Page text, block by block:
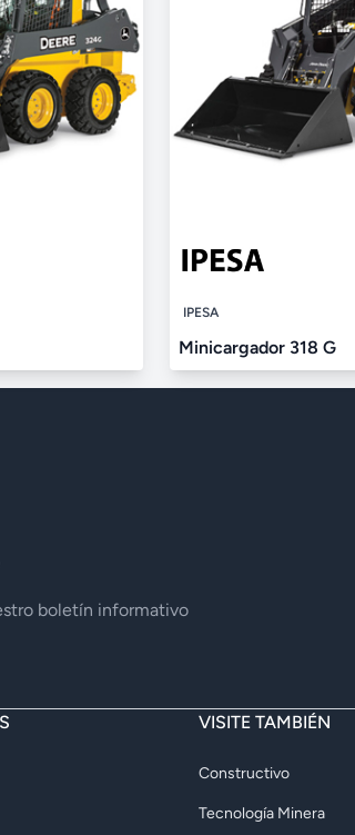
IPESA
Minicargador 318 G
boletín informativo
VISITE TAMBIÉN
Constructivo
Tecnología Minera